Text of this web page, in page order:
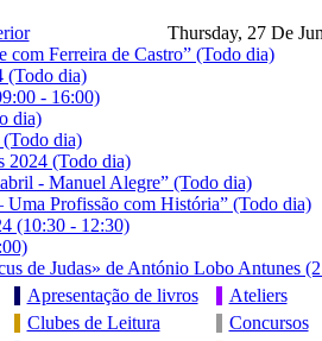
Thursday, 27 De
com Ferreira de Castro” (Todo dia)
(Todo dia)
- 16:00)
dia)
(Todo dia)
2024 (Todo dia)
- Manuel Alegre” (Todo dia)
Uma Profissão com História” (Todo dia)
(10:30 - 12:30)
de Judas» de António Lobo Antunes
Apresentação de livros
Ateliers
Clubes de Leitura
Concursos